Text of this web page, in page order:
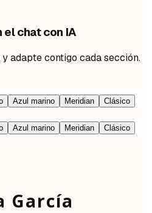
chat con IA
adapte contigo cada sección.
Azul marino Meridian
Clásico
Azul marino Meridian
Clásico
García